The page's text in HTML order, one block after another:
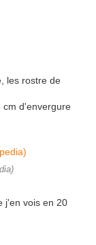
les rostre de
cm d'envergure
j'en vois en 20